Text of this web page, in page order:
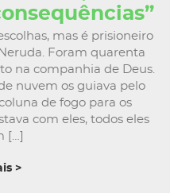
mas é prisioneiro
Foram quarenta
na companhia de Deus.
nuvem os guiava pelo
de fogo para os
com eles, todos eles
[…]
>